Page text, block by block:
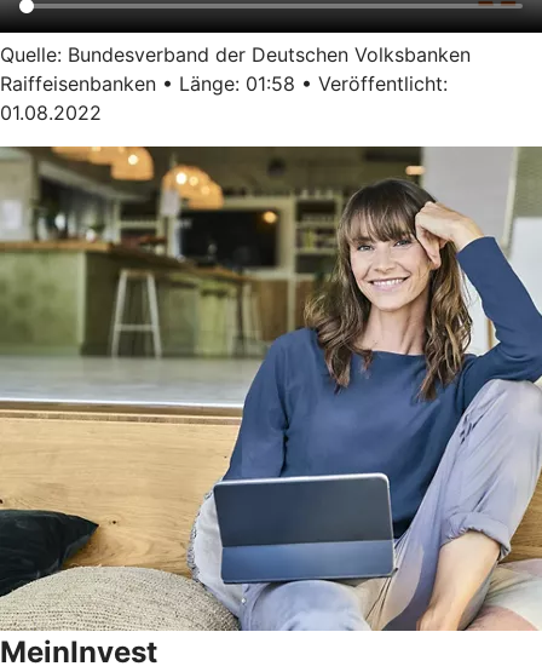
Quelle: Bundesverband der Deutschen Volksbanken
Raiffeisenbanken • Länge: 01:58 • Veröffentlicht:
01.08.2022
MeinInvest